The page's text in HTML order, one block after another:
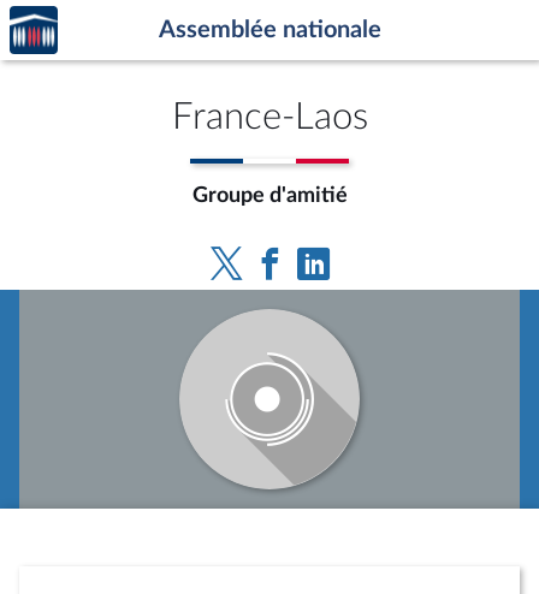
Aller au contenu
Aller en bas de la page
Accèder
à la
page
Assemblée nationale
France-Laos
Groupe d'amitié